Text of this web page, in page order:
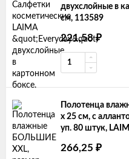
двухслойные в
см, 113589
221,58₽
Полотенца
х 25 см, с
уп. 80 штук,
266,25 ₽